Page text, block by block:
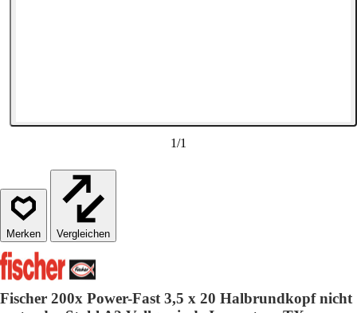
1/1
Vergleichen
Fischer 200x Power-Fast 3,5 x 20 Halbrundkopf nicht